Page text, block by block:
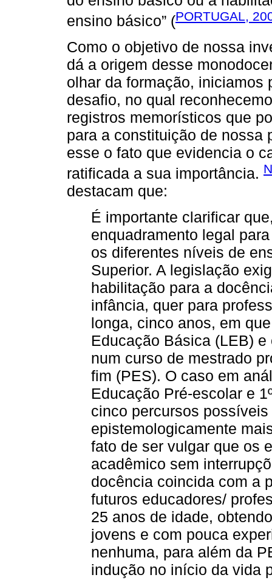
ensino básico” (PORTUGAL,
Como o objetivo de nossa
dá a origem desse
olhar da formação, iniciamos
desafio, no qual
registros memorísticos que
para a constituição de nossa
esse o fato que evidencia o
ratificada a sua importância.
destacam que:
É importante clarificar
enquadramento legal
os diferentes níveis de
Superior. A legislação
habilitação para a
infância, quer para
longa, cinco anos, em
Educação Básica (LEB)
num curso de mestrado
fim (PES). O caso em
Educação Pré-escolar e
cinco percursos
epistemologicamente
fato de ser vulgar que os
acadêmico sem
docência coincida com a
futuros educadores/
25 anos de idade,
jovens e com pouca
nenhuma, para além da
indução no início da vida